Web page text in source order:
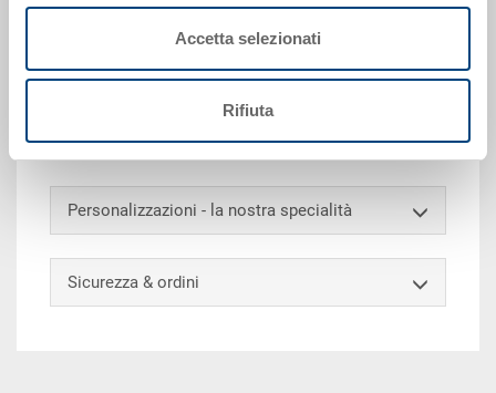
Accetta selezionati
Rifiuta
Carrello a due piani, metallo, zincato galvanicamente,
esterno 618x418x505 mm, dimensioni utili del piano
mm, 4 ruote girevoli, di cui 1 con blocca ruota Ø 75
mm
Personalizzazioni - la nostra specialità
Sicurezza & ordini